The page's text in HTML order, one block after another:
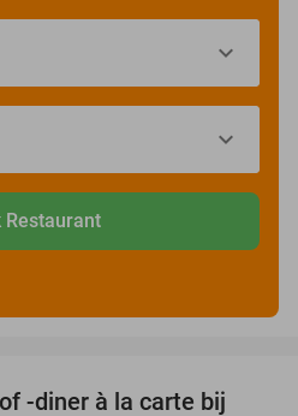
Restaurant
-diner à la carte bij